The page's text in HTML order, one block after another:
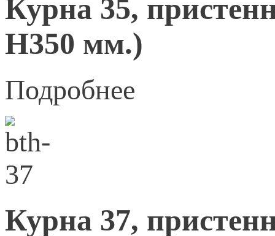
Курна 35,
Н350 мм.)
Подробнее
Курна 37,